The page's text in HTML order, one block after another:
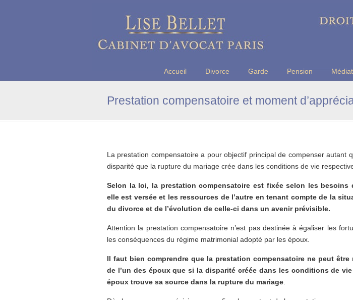
Maître Lise BELLET, Avocate au Barreau de Paris
Accueil Divorce Garde Pension
Prestation compensatoire et moment
La prestation compensatoire a pour objectif principal de compenser autant
disparité que la rupture du mariage crée dans les conditions de vie
Selon la loi, la prestation compensatoire est fixée selon les besoins
elle est versée et les ressources de l’autre en tenant compte de la
du divorce et de l’évolution de celle-ci dans un avenir prévisible.
Attention la prestation compensatoire n’est pas destinée à égaliser les
les conséquences du régime matrimonial adopté par les époux.
Il faut bien comprendre que la prestation compensatoire ne peut être
de l’un des époux que si la disparité créée dans les conditions de
époux trouve sa source dans la rupture du mariage